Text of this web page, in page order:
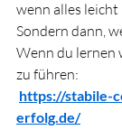
wenn alles leicht
Sondern dann,
Wenn du lernen
zu führen:
https://stabile-
erfolg.de/